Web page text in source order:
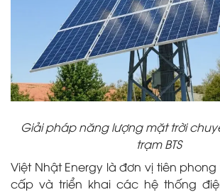
Giải pháp năng lượng mặt trời
trạm BTS
Việt Nhật Energy là đơn vị tiên
cấp và triển khai các hệ thống